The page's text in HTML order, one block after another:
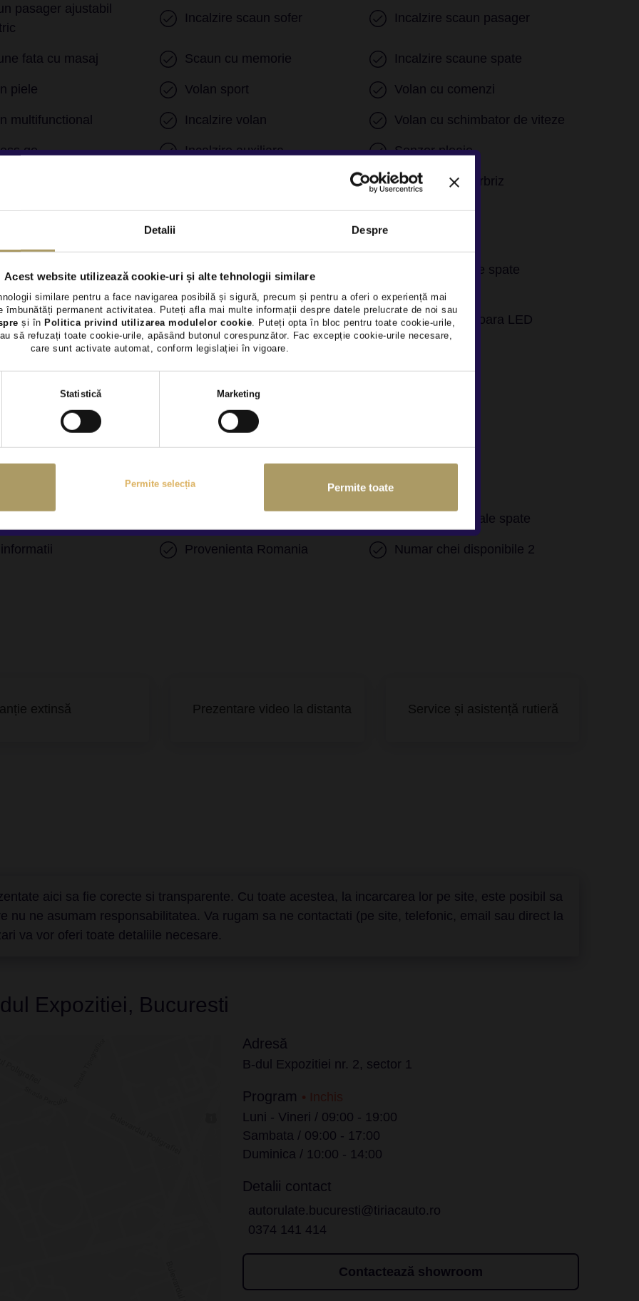
Detalii Despre
Acest website utilizează cookie-uri și alte tehnologii similare
similare pentru a face navigarea posibilă și sigură, precum și pentru a oferi o experiență mai
îmbunătăți permanent activitatea. Puteți afla mai multe informații despre datele prelucrate de noi sau
și în Politica privind utilizarea modulelor cookie. Puteți opta în bloc pentru toate cookie-urile,
să refuzați toate cookie-urile, apăsând butonul corespunzător. Fac excepție cookie-urile necesare,
care sunt activate automat, conform legislației în vigoare.
consimțământului
Statistică Marketing
Permite selecția Permite toate
pasager ajustabil
Incalzire scaun sofer Incalzire scaun pasager
fata cu masaj Scaun cu memorie Incalzire scaune spate
piele Volan sport Volan cu comenzi
multifunctional Incalzire volan Volan cu schimbator de viteze
go Incalzire auxiliara Senzor ploaie
Stergatoare parbriz
LED Senzori parcare fata Senzori parcare spate
exterioare cu reglare
Asistenta in rampa Iluminare interioara LED
Airbag-uri laterale spate
Provenienta Romania Numar chei disponibile 2
extinsă Prezentare video la distanta Service și asistență rutieră
aici sa fie corecte si transparente. Cu toate acestea, la incarcarea lor pe site, este posibil sa
nu ne asumam responsabilitatea. Va rugam sa ne contactati (pe site, telefonic, email sau direct la
va vor oferi toate detaliile necesare.
Expozitiei, Bucuresti
Adresă
B-dul Expozitiei nr. 2, sector 1
Program • Inchis
Luni - Vineri / 09:00 - 19:00
Sambata / 09:00 - 17:00
Duminica / 10:00 - 14:00
Detalii contact
autorulate.bucuresti@tiriacauto.ro
0374 141 414
Contactează showroom
×